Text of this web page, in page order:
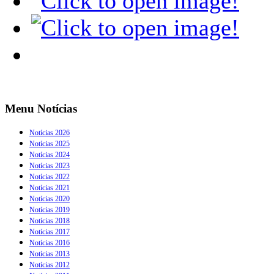
Menu Notícias
Notícias 2026
Notícias 2025
Notícias 2024
Notícias 2023
Notícias 2022
Notícias 2021
Notícias 2020
Notícias 2019
Notícias 2018
Notícias 2017
Notícias 2016
Notícias 2013
Notícias 2012